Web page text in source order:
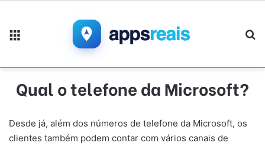
Qual o telefone da Microsoft?
Desde já, além dos números de telefone da Microsoft, os
clientes também podem contar com vários canais de